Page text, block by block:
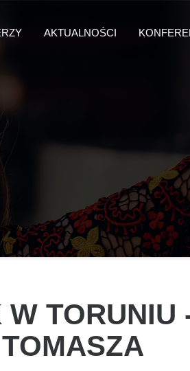
AKTUALNOŚCI
TORUNIU